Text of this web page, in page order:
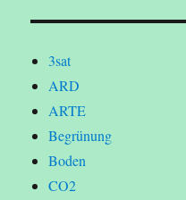
3sat
ARD
ARTE
Begrünung
Boden
CO2